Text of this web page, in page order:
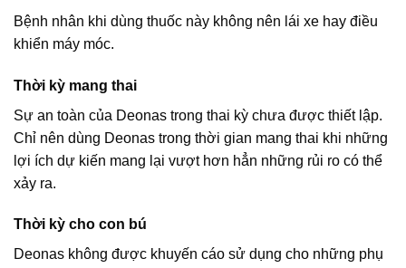
Bệnh nhân khi dùng thuốc này không nên lái xe hay điều
khiển máy móc.
Thời kỳ mang thai
Sự an toàn của Deonas trong thai kỳ chưa được thiết lập.
Chỉ nên dùng Deonas trong thời gian mang thai khi những
lợi ích dự kiến mang lại vượt hơn hẳn những rủi ro có thể
xảy ra.
Thời kỳ cho con bú
Deonas không được khuyến cáo sử dụng cho những phụ